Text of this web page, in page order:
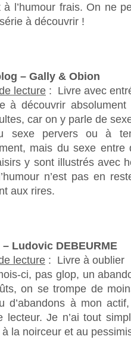
à l’humour frais. On ne
à découvrir !
– Gally & Obion
lecture : Livre avec
à découvrir
car on y parle de
sexe pervers ou à
mais du sexe entre
y sont illustrés avec
n’est pas en
aux rires.
Ludovic DEBEURME
lecture : Livre à oublier
ci, pas glop, un
on se trompe de
d’abandons à mon
lecteur. Je n’ai tout
la noirceur et au